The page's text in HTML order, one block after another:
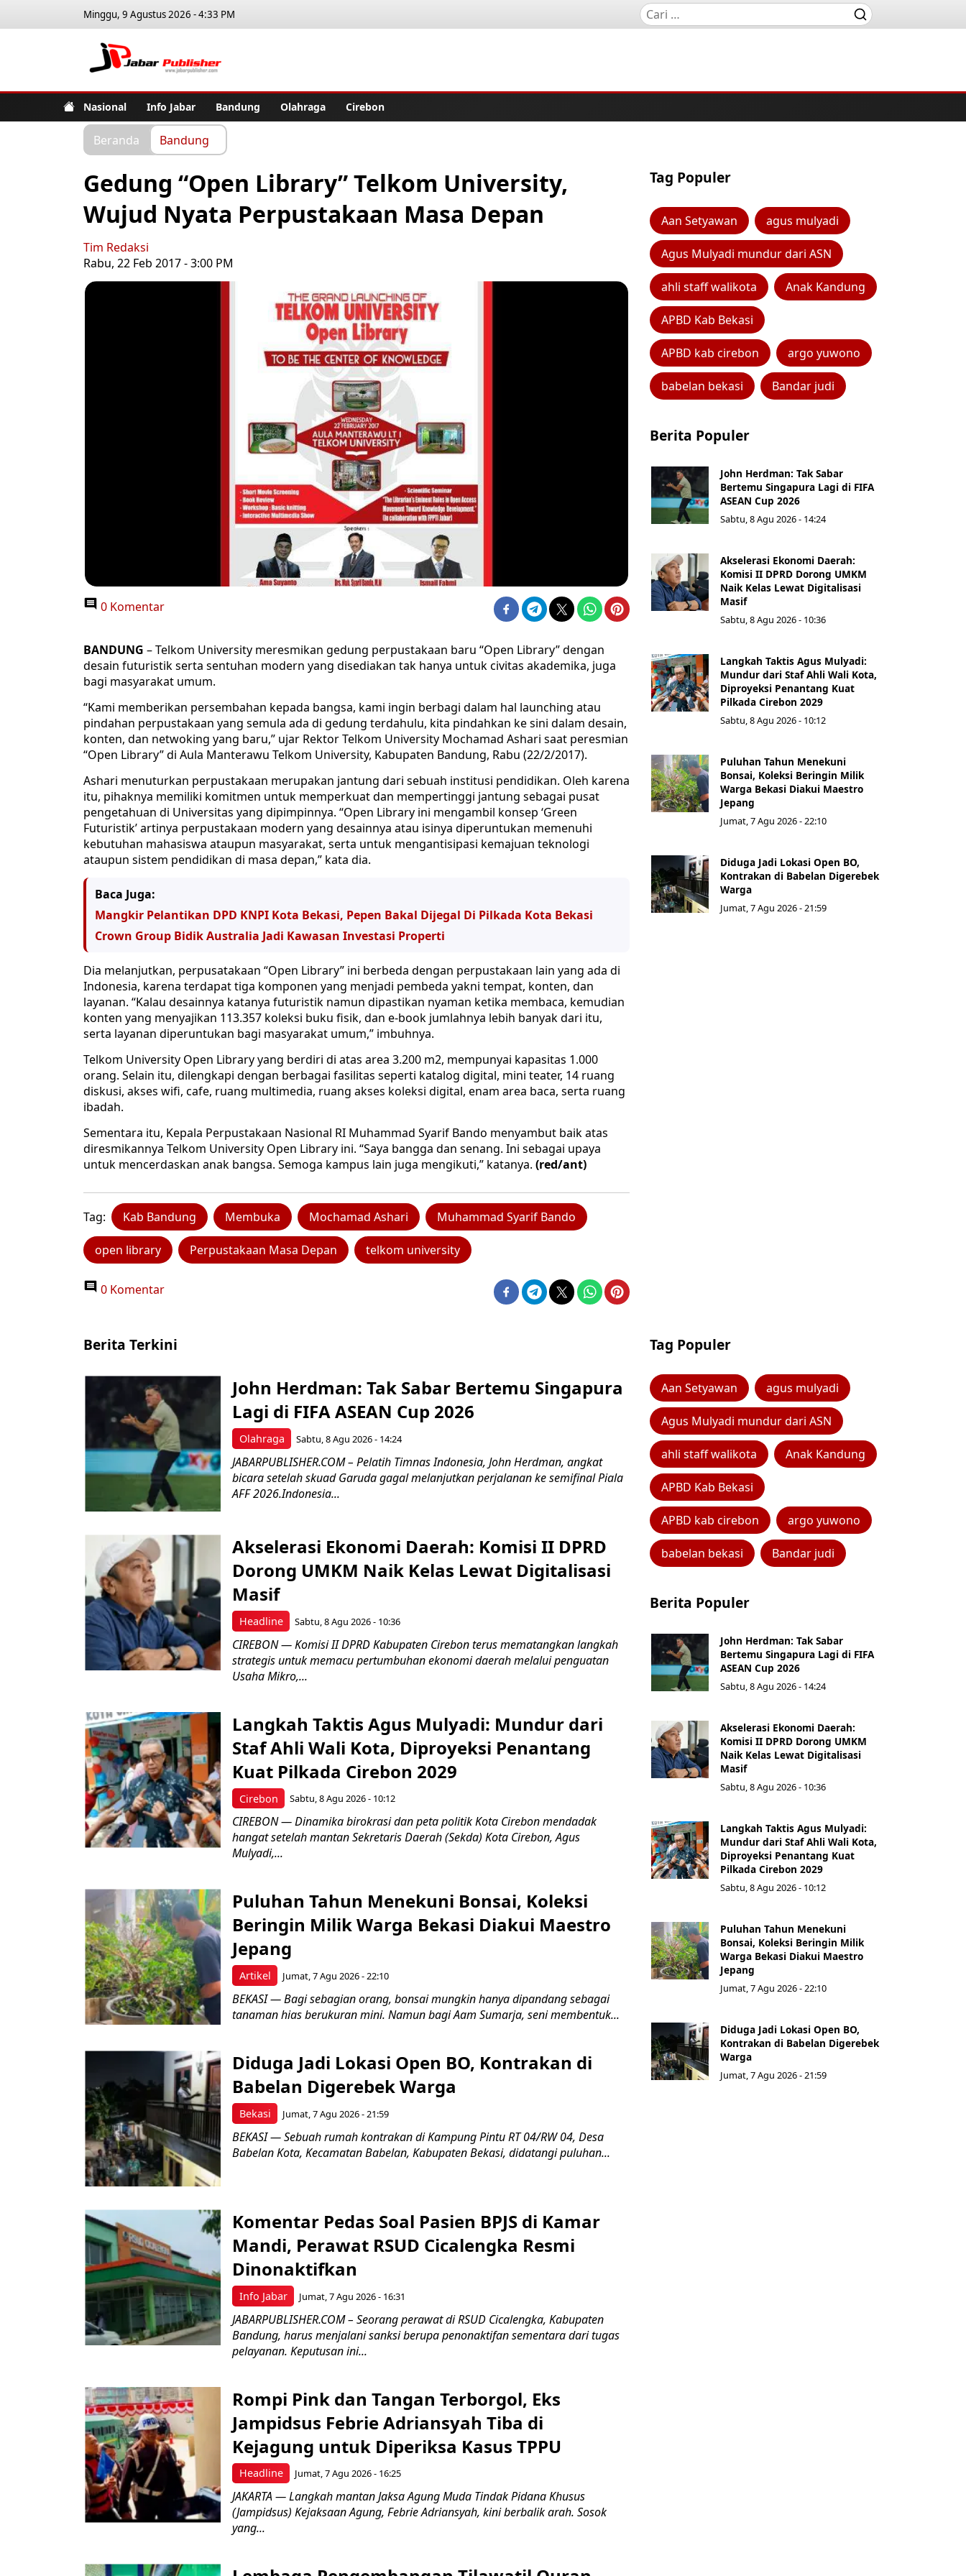
Minggu, 9 Agustus 2026 - 4:33 PM
Nasional Info Jabar Bandung Olahraga Cirebon
Beranda Bandung
Gedung “Open Library” Telkom University,
Wujud Nyata Perpustakaan Masa Depan
Tim Redaksi
Rabu, 22 Feb 2017 - 3:00 PM
0 Komentar
BANDUNG – Telkom University meresmikan gedung perpustakaan baru “Open Library” dengan
desain futuristik serta sentuhan modern yang disediakan tak hanya untuk civitas akademika, juga
bagi masyarakat umum.
“Kami memberikan persembahan kepada bangsa, kami ingin berbagi dalam hal launching atau
pindahan perpustakaan yang semula ada di gedung terdahulu, kita pindahkan ke sini dalam desain,
konten, dan netwoking yang baru,” ujar Rektor Telkom University Mochamad Ashari saat peresmian
“Open Library” di Aula Manterawu Telkom University, Kabupaten Bandung, Rabu (22/2/2017).
Ashari menuturkan perpustakaan merupakan jantung dari sebuah institusi pendidikan. Oleh karena
itu, pihaknya memiliki komitmen untuk memperkuat dan mempertinggi jantung sebagai pusat
pengetahuan di Universitas yang dipimpinnya. “Open Library ini mengambil konsep ‘Green
Futuristik’ artinya perpustakaan modern yang desainnya atau isinya diperuntukan memenuhi
kebutuhan mahasiswa ataupun masyarakat, serta untuk mengantisipasi kemajuan teknologi
ataupun sistem pendidikan di masa depan,” kata dia.
Baca Juga:
Mangkir Pelantikan DPD KNPI Kota Bekasi, Pepen Bakal Dijegal Di Pilkada Kota Bekasi
Crown Group Bidik Australia Jadi Kawasan Investasi Properti
Dia melanjutkan, perpusatakaan “Open Library” ini berbeda dengan perpustakaan lain yang ada di
Indonesia, karena terdapat tiga komponen yang menjadi pembeda yakni tempat, konten, dan
layanan. “Kalau desainnya katanya futuristik namun dipastikan nyaman ketika membaca, kemudian
konten yang menyajikan 113.357 koleksi buku fisik, dan e-book jumlahnya lebih banyak dari itu,
serta layanan diperuntukan bagi masyarakat umum,” imbuhnya.
Telkom University Open Library yang berdiri di atas area 3.200 m2, mempunyai kapasitas 1.000
orang. Selain itu, dilengkapi dengan berbagai fasilitas seperti katalog digital, mini teater, 14 ruang
diskusi, akses wifi, cafe, ruang multimedia, ruang akses koleksi digital, enam area baca, serta ruang
ibadah.
Sementara itu, Kepala Perpustakaan Nasional RI Muhammad Syarif Bando menyambut baik atas
diresmikannya Telkom University Open Library ini. “Saya bangga dan senang. Ini sebagai upaya
untuk mencerdaskan anak bangsa. Semoga kampus lain juga mengikuti,” katanya. (red/ant)
Tag: Kab Bandung Membuka Mochamad Ashari Muhammad Syarif Bando
open library Perpustakaan Masa Depan telkom university
0 Komentar
Tag Populer
Aan Setyawan agus mulyadi
Agus Mulyadi mundur dari ASN
ahli staff walikota Anak Kandung
APBD Kab Bekasi
APBD kab cirebon argo yuwono
babelan bekasi Bandar judi
Berita Populer
John Herdman: Tak Sabar
Bertemu Singapura Lagi di FIFA
ASEAN Cup 2026
Sabtu, 8 Agu 2026 - 14:24
Akselerasi Ekonomi Daerah:
Komisi II DPRD Dorong UMKM
Naik Kelas Lewat Digitalisasi
Masif
Sabtu, 8 Agu 2026 - 10:36
Langkah Taktis Agus Mulyadi:
Mundur dari Staf Ahli Wali Kota,
Diproyeksi Penantang Kuat
Pilkada Cirebon 2029
Sabtu, 8 Agu 2026 - 10:12
Puluhan Tahun Menekuni
Bonsai, Koleksi Beringin Milik
Warga Bekasi Diakui Maestro
Jepang
Jumat, 7 Agu 2026 - 22:10
Diduga Jadi Lokasi Open BO,
Kontrakan di Babelan Digerebek
Warga
Jumat, 7 Agu 2026 - 21:59
Berita Terkini
Olahraga
John Herdman: Tak Sabar Bertemu Singapura
Lagi di FIFA ASEAN Cup 2026
Sabtu, 8 Agu 2026 - 14:24
JABARPUBLISHER.COM – Pelatih Timnas Indonesia, John Herdman, angkat
bicara setelah skuad Garuda gagal melanjutkan perjalanan ke semifinal Piala
AFF 2026.Indonesia...
Headline
Akselerasi Ekonomi Daerah: Komisi II DPRD
Dorong UMKM Naik Kelas Lewat Digitalisasi
Masif
Sabtu, 8 Agu 2026 - 10:36
CIREBON — Komisi II DPRD Kabupaten Cirebon terus mematangkan langkah
strategis untuk memacu pertumbuhan ekonomi daerah melalui penguatan
Usaha Mikro,...
Cirebon
Langkah Taktis Agus Mulyadi: Mundur dari
Staf Ahli Wali Kota, Diproyeksi Penantang
Kuat Pilkada Cirebon 2029
Sabtu, 8 Agu 2026 - 10:12
CIREBON — Dinamika birokrasi dan peta politik Kota Cirebon mendadak
hangat setelah mantan Sekretaris Daerah (Sekda) Kota Cirebon, Agus
Mulyadi,...
Artikel
Puluhan Tahun Menekuni Bonsai, Koleksi
Beringin Milik Warga Bekasi Diakui Maestro
Jepang
Jumat, 7 Agu 2026 - 22:10
BEKASI — Bagi sebagian orang, bonsai mungkin hanya dipandang sebagai
tanaman hias berukuran mini. Namun bagi Aam Sumarja, seni membentuk...
Bekasi
Diduga Jadi Lokasi Open BO, Kontrakan di
Babelan Digerebek Warga
Jumat, 7 Agu 2026 - 21:59
BEKASI — Sebuah rumah kontrakan di Kampung Pintu RT 04/RW 04, Desa
Babelan Kota, Kecamatan Babelan, Kabupaten Bekasi, didatangi puluhan...
Info Jabar
Komentar Pedas Soal Pasien BPJS di Kamar
Mandi, Perawat RSUD Cicalengka Resmi
Dinonaktifkan
Jumat, 7 Agu 2026 - 16:31
JABARPUBLISHER.COM – Seorang perawat di RSUD Cicalengka, Kabupaten
Bandung, harus menjalani sanksi berupa penonaktifan sementara dari tugas
pelayanan. Keputusan ini...
Headline
Rompi Pink dan Tangan Terborgol, Eks
Jampidsus Febrie Adriansyah Tiba di
Kejagung untuk Diperiksa Kasus TPPU
Jumat, 7 Agu 2026 - 16:25
JAKARTA — Langkah mantan Jaksa Agung Muda Tindak Pidana Khusus
(Jampidsus) Kejaksaan Agung, Febrie Adriansyah, kini berbalik arah. Sosok
yang...
Tag Populer
Aan Setyawan agus mulyadi
Agus Mulyadi mundur dari ASN
ahli staff walikota Anak Kandung
APBD Kab Bekasi
APBD kab cirebon argo yuwono
babelan bekasi Bandar judi
Berita Populer
John Herdman: Tak Sabar
Bertemu Singapura Lagi di FIFA
ASEAN Cup 2026
Sabtu, 8 Agu 2026 - 14:24
Akselerasi Ekonomi Daerah:
Komisi II DPRD Dorong UMKM
Naik Kelas Lewat Digitalisasi
Masif
Sabtu, 8 Agu 2026 - 10:36
Langkah Taktis Agus Mulyadi:
Mundur dari Staf Ahli Wali Kota,
Diproyeksi Penantang Kuat
Pilkada Cirebon 2029
Sabtu, 8 Agu 2026 - 10:12
Puluhan Tahun Menekuni
Bonsai, Koleksi Beringin Milik
Warga Bekasi Diakui Maestro
Jepang
Jumat, 7 Agu 2026 - 22:10
Diduga Jadi Lokasi Open BO,
Kontrakan di Babelan Digerebek
Warga
Jumat, 7 Agu 2026 - 21:59